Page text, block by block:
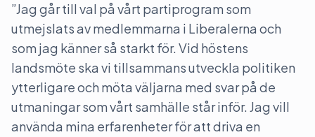
”Jag går till val på vårt partiprogram som
utmejslats av medlemmarna i Liberalerna och
som jag känner så starkt för. Vid höstens
landsmöte ska vi tillsammans utveckla politiken
ytterligare och möta väljarna med svar på de
utmaningar som vårt samhälle står inför. Jag vill
använda mina erfarenheter för att driva en